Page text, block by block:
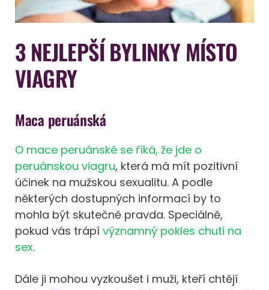
3 NEJLEPŠÍ BYLINKY MÍSTO
VIAGRY
Maca peruánská
O mace peruánské se říká, že jde o
peruánskou viagru, která má mít pozitivní
účinek na mužskou sexualitu. A podle
některých dostupných informací by to
mohla být skutečně pravda. Speciálně,
pokud vás trápí významný pokles chuti na
sex.
Dále ji mohou vyzkoušet i muži, kteří chtějí